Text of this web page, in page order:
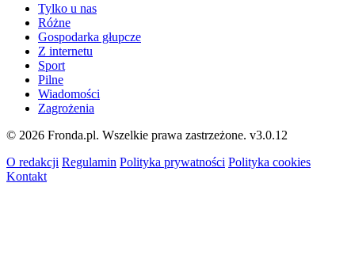
Tylko u nas
Różne
Gospodarka głupcze
Z internetu
Sport
Pilne
Wiadomości
Zagrożenia
© 2026 Fronda.pl. Wszelkie prawa zastrzeżone. v3.0.12
O redakcji Regulamin Polityka prywatności Polityka cookies
Kontakt